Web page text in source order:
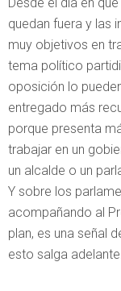
quedan fuera y las
muy objetivos en
tema político
oposición lo
entregado más
porque presenta
trabajar en un
un alcalde o un
Y sobre los
acompañando al
plan, es una señal
esto salga adelante.